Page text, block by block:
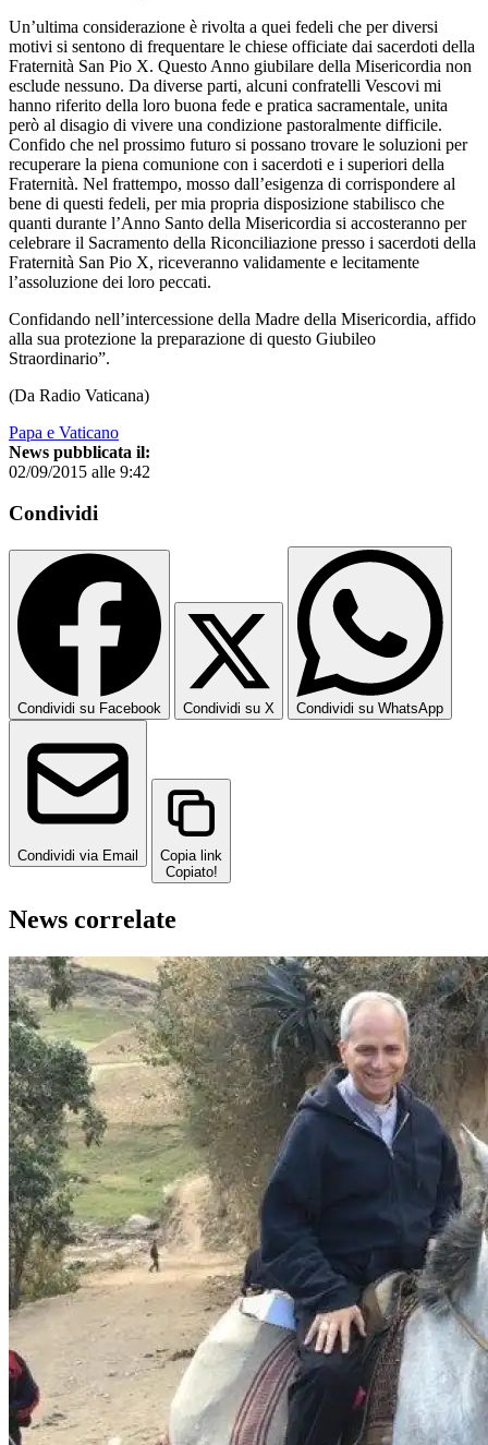
Un’ultima considerazione è rivolta a quei fedeli che per diversi
motivi si sentono di frequentare le chiese officiate dai sacerdoti della
Fraternità San Pio X. Questo Anno giubilare della Misericordia non
esclude nessuno. Da diverse parti, alcuni confratelli Vescovi mi
hanno riferito della loro buona fede e pratica sacramentale, unita
però al disagio di vivere una condizione pastoralmente difficile.
Confido che nel prossimo futuro si possano trovare le soluzioni per
recuperare la piena comunione con i sacerdoti e i superiori della
Fraternità. Nel frattempo, mosso dall’esigenza di corrispondere al
bene di questi fedeli, per mia propria disposizione stabilisco che
quanti durante l’Anno Santo della Misericordia si accosteranno per
celebrare il Sacramento della Riconciliazione presso i sacerdoti della
Fraternità San Pio X, riceveranno validamente e lecitamente
l’assoluzione dei loro peccati.
Confidando nell’intercessione della Madre della Misericordia, affido
alla sua protezione la preparazione di questo Giubileo
Straordinario”.
(Da Radio Vaticana)
Papa e Vaticano
News pubblicata il:
02/09/2015 alle 9:42
Condividi
Condividi su Facebook Condividi su X Condividi su WhatsApp
Condividi via Email
Copia link
Copiato!
News correlate